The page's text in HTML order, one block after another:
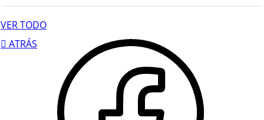
VER TODO
ATRÁS